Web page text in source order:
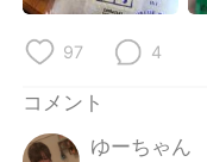
97 4
コメント
ゆーちゃん